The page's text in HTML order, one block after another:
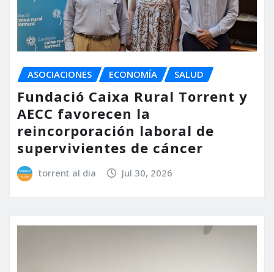
ASOCIACIONES ECONOMÍA SALUD
Fundació Caixa Rural Torrent y
AECC favorecen la
reincorporación laboral de
supervivientes de cáncer
torrent al dia Jul 30, 2026